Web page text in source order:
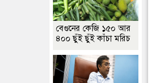
বেগুনের কেজি ১৫০ আর
৪০০ ছুঁই ছুঁই কাঁচা মরিচ